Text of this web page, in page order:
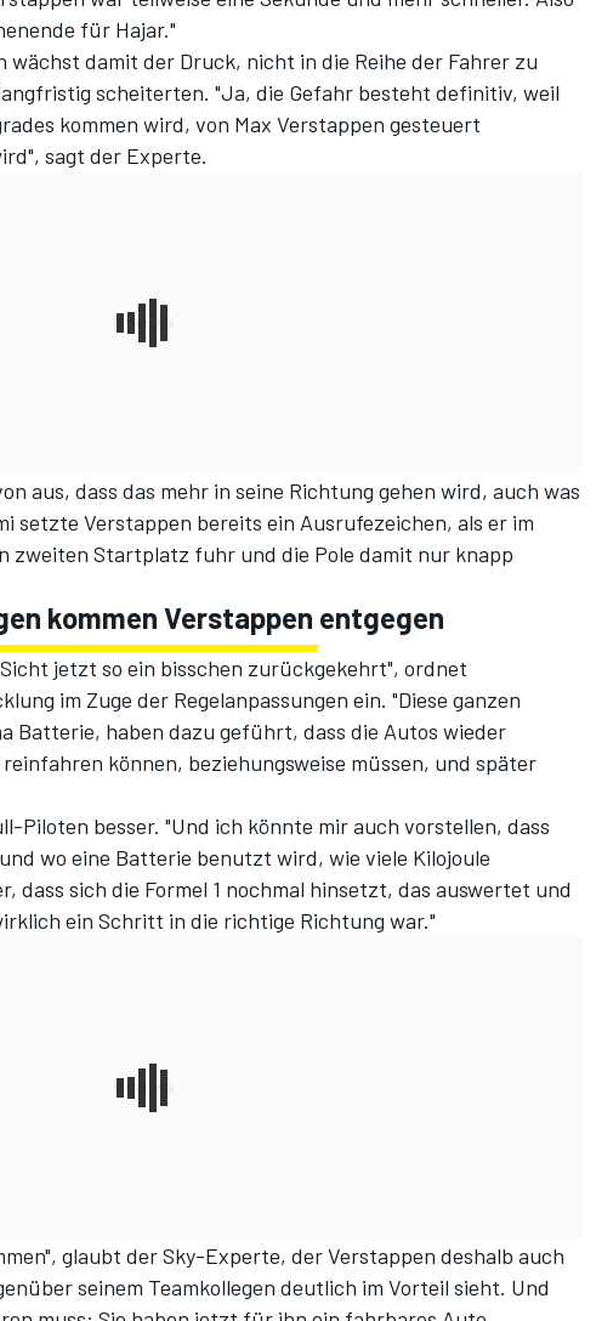
für Hajar."
damit der Druck, nicht in die Reihe der Fahrer zu
scheiterten. "Ja, die Gefahr besteht definitiv, weil
kommen wird, von Max Verstappen gesteuert
sagt der Experte.
aus, dass das mehr in seine Richtung gehen wird, auch was
setzte Verstappen bereits ein Ausrufezeichen, als er im
zweiten Startplatz fuhr und die Pole damit nur knapp
kommen Verstappen entgegen
jetzt so ein bisschen zurückgekehrt", ordnet
im Zuge der Regelanpassungen ein. "Diese ganzen
Batterie, haben dazu geführt, dass die Autos wieder
können, beziehungsweise müssen, und später
Piloten besser. "Und ich könnte mir auch vorstellen, dass
wo eine Batterie benutzt wird, wie viele Kilojoule
dass sich die Formel 1 nochmal hinsetzt, das auswertet und
ein Schritt in die richtige Richtung war."
glaubt der Sky-Experte, der Verstappen deshalb auch
seinem Teamkollegen deutlich im Vorteil sieht. Und